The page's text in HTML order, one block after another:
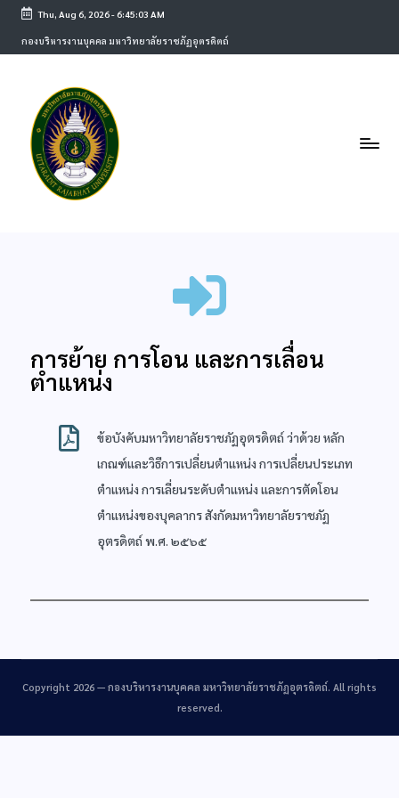
Thu, Aug 6, 2026-6:45:03 AM
กองบริหารงานบุคคล มหาวิทยาลัยราชภัฏอุตรดิตถ์
การย้าย การโอน และการเลื่อน
ตำแหน่ง
ข้อบังคับมหาวิทยาลัยราชภัฏอุตรดิตถ์ ว่าด้วย หลัก
เกณฑ์และวิธีการเปลี่ยนตำแหน่ง การเปลี่ยนประเภท
ตำแหน่ง การเลี่ยนระดับตำแหน่ง และการตัดโอน
ตำแหน่งของบุคลากร สังกัดมหาวิทยาลัยราชภัฏ
อุตรดิตถ์ พ.ศ. ๒๕๖๕
Copyright 2026 — กองบริหารงานบุคคล มหาวิทยาลัยราชภัฏอุตรดิตถ์. All rights
reserved.